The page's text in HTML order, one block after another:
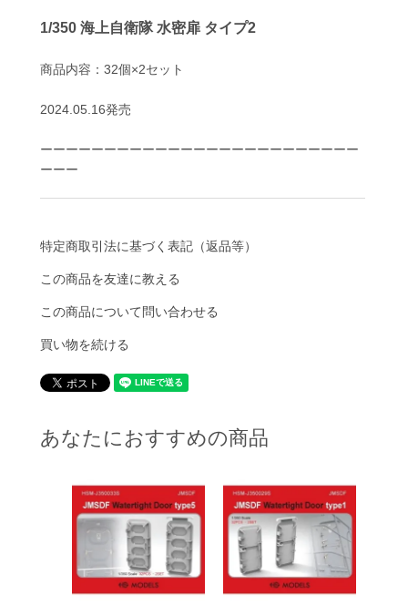
1/350 海上自衛隊 水密扉 タイプ2
商品内容：32個×2セット
2024.05.16発売
ーーーーーーーーーーーーーーーーーーーーーーーーー
ーーー
特定商取引法に基づく表記（返品等）
この商品を友達に教える
この商品について問い合わせる
買い物を続ける
あなたにおすすめの商品